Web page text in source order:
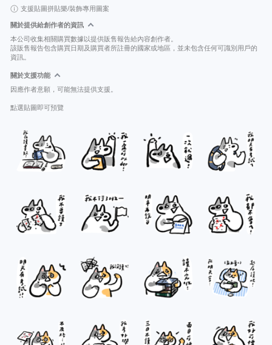
支援貼圖拼貼樂/裝飾專用圖案
關於提供給創作者的資訊
本公司收集相關購買數據以提供販售報告給內容創作者。
該販售報告包含購買日期及購買者所註冊的國家或地區，並未包含任何可識別用戶的
資訊。
關於支援功能
因應作者意願，可能無法提供支援。
點選貼圖即可預覽